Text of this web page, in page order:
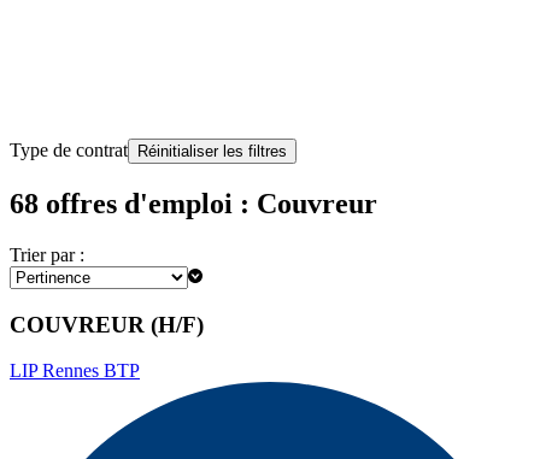
Type de contrat Réinitialiser les filtres
68 offres d'emploi : Couvreur
Trier par :
COUVREUR (H/F)
LIP Rennes BTP